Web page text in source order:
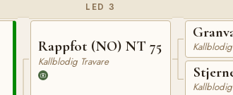
LED 3
Rappfot (NO) NT 75
Kallblodig Travare